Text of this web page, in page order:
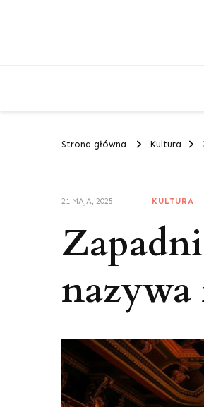
Strona główna Kultura
21 MAJA, 2025 KULTURA
nazywa